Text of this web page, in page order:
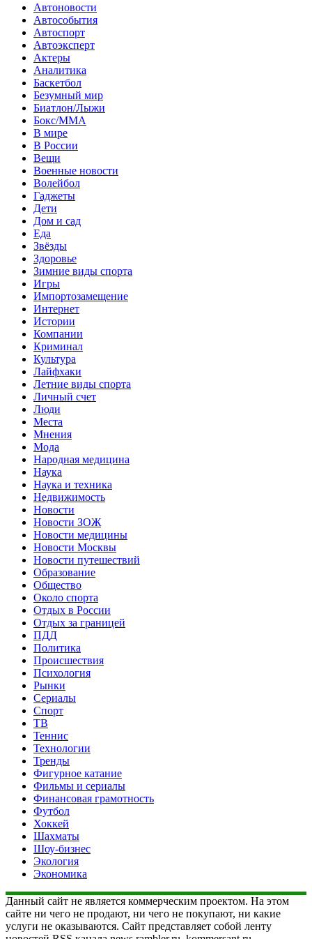
Автоновости
Автособытия
Автоспорт
Автоэксперт
Актеры
Аналитика
Баскетбол
Безумный мир
Биатлон/Лыжи
Бокс/MMA
В мире
В России
Вещи
Военные новости
Волейбол
Гаджеты
Дети
Дом и сад
Еда
Звёзды
Здоровье
Зимние виды спорта
Игры
Импортозамещение
Интернет
Истории
Компании
Криминал
Культура
Лайфхаки
Летние виды спорта
Личный счет
Люди
Места
Мнения
Мода
Народная медицина
Наука
Наука и техника
Недвижимость
Новости
Новости ЗОЖ
Новости медицины
Новости Москвы
Новости путешествий
Образование
Общество
Около спорта
Отдых в России
Отдых за границей
ПДД
Политика
Происшествия
Психология
Рынки
Сериалы
Спорт
ТВ
Теннис
Технологии
Тренды
Фигурное катание
Фильмы и сериалы
Финансовая грамотность
Футбол
Хоккей
Шахматы
Шоу-бизнес
Экология
Экономика
Данный сайт не является коммерческим проектом. На этом
сайте ни чего не продают, ни чего не покупают, ни какие
услуги не оказываются. Сайт представляет собой ленту